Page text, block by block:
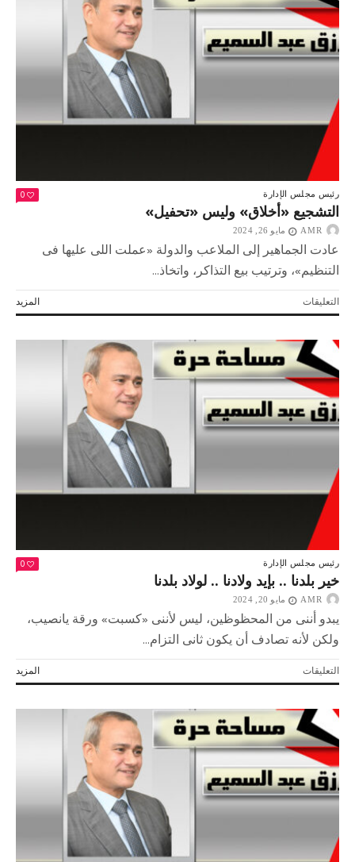
رئيس مجلس الإدارة 0
التشجيع «أخلاق» وليس «تحفيل»
AMR مايو 26, 2024
عادت الجماهير إلى الملاعب والدولة «عملت اللى عليها فى
التنظيم»، وترتيب بيع التذاكر، واتخاذ...
المزيد التعليقاتعلى
التشجيع
وليس
«تحفيل»
مغلقة
رئيس مجلس الإدارة 0
خير بلدنا .. بإيد ولادنا .. لولاد بلدنا
AMR مايو 20, 2024
يبدو أننى من المحظوظين، ليس لأننى «كسبت» ورقة يانصيب،
ولكن لأنه تصادف أن يكون ثانى التزام...
المزيد التعليقاتعلى
خير
..
بإيد
ولادنا
..
لولاد
بلدنا